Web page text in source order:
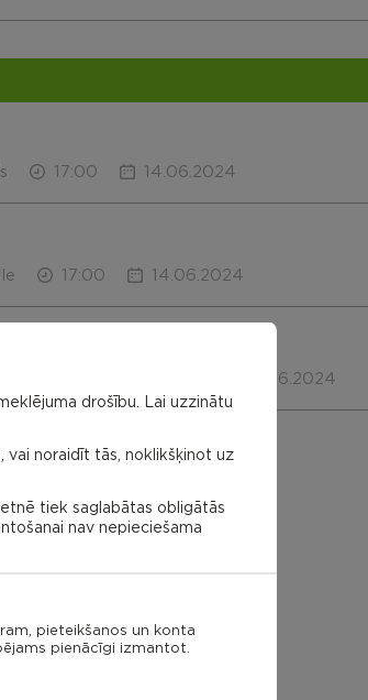
17:00 14.06.2024
17:00 14.06.2024
14.06.2024
drošību. Lai uzzinātu
vai noraidīt tās, noklikšķinot uz
tiek saglabātas obligātās
nav nepieciešama
pieteikšanos un konta
pienācīgi izmantot.